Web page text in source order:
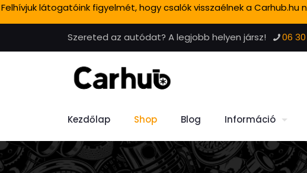
Felhívjuk látogatóink figyelmét, hogy csalók visszaélnek a
Szereted az autódat? A legjobb helyen jársz!
06
Kezdőlap Shop Blog Információ